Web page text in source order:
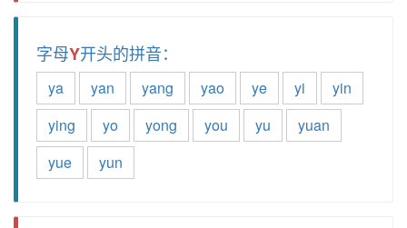
字母Y开头的拼音：
ya yan yang yao ye yi
yin
ying
yo yong you yu
yuan
yue
yun